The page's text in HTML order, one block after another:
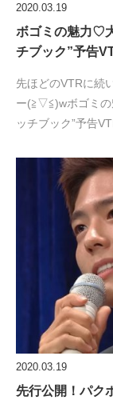
2020.03.19
ボゴミの魅力♡
チブック”予告
先ほどのVTRに続
ー(≧▽≦)wボゴミの
ッチブック”予告
2020.03.19
先行公開！パク